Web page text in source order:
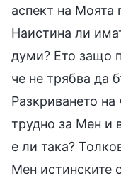
аспект на Моята
Наистина ли
думи? Ето защо
че не трябва да
Разкриването
трудно за Мен и
е ли така?
Мен истинските